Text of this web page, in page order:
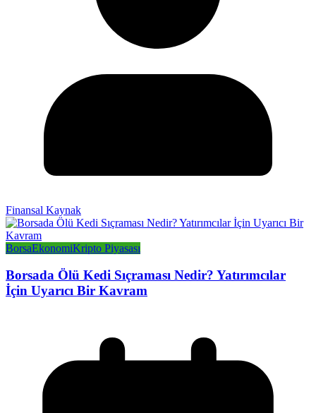
Finansal Kaynak
BorsaEkonomiKripto Piyasası
Borsada Ölü Kedi Sıçraması Nedir? Yatırımcılar
İçin Uyarıcı Bir Kavram